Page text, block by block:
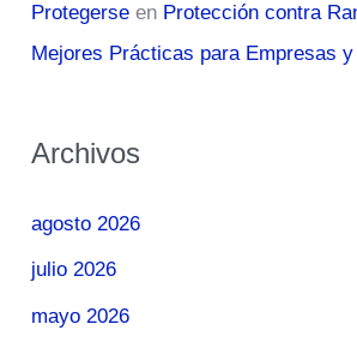
Protegerse en Protección contra
Mejores Prácticas para Empresas
Archivos
agosto 2026
julio 2026
mayo 2026